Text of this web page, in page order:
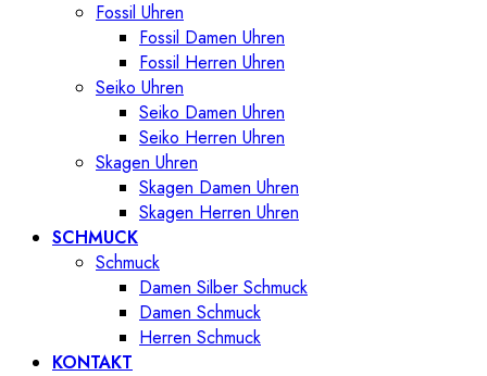
Fossil Uhren
Fossil Damen Uhren
Fossil Herren Uhren
Seiko Uhren
Seiko Damen Uhren
Seiko Herren Uhren
Skagen Uhren
Skagen Damen Uhren
Skagen Herren Uhren
SCHMUCK
Schmuck
Damen Silber Schmuck
Damen Schmuck
Herren Schmuck
KONTAKT